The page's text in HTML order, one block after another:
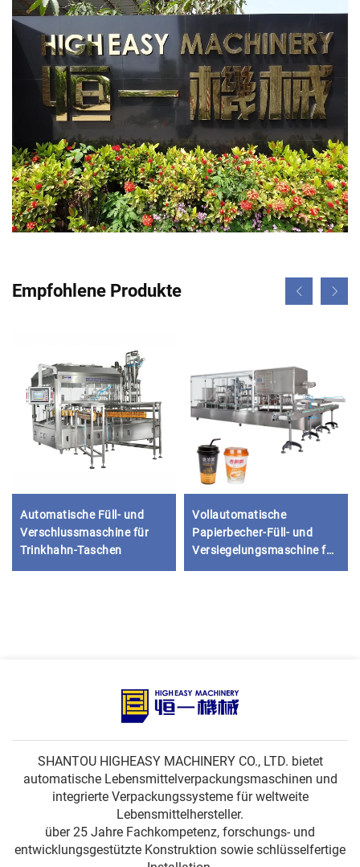
Empfohlene Produkte
Automatische Füll- und
Verschlussmaschine für
Trinkhahn-Taschen
Vollautomatische
Papierbecher-Füll- und
Versiegelungsmaschine für
Saft, Wasser, Joghurt, Tee,
SHANTOU HIGHEASY MACHINERY CO., LTD. bietet
automatische Lebensmittelverpackungsmaschinen und
integrierte Verpackungssysteme für weltweite
Lebensmittelhersteller.
über 25 Jahre Fachkompetenz, forschungs- und
entwicklungsgestützte Konstruktion sowie schlüsselfertige